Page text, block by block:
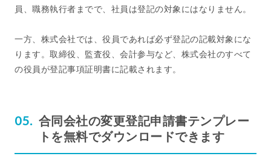
員、職務執行者までで、社員は登記の対象にはなりません。
一方、株式会社では、役員であれば必ず登記の記載対象にな
ります。取締役、監査役、会計参与など、株式会社のすべて
の役員が登記事項証明書に記載されます。
合同会社の変更登記申請書テンプレー
トを無料でダウンロードできます